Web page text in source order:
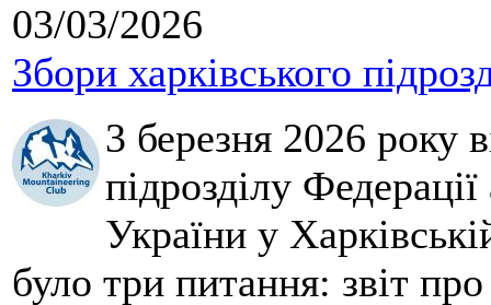
03/03/2026
Збори харківського
3 березня 2026 року
підрозділу
України у
було три питання: звіт